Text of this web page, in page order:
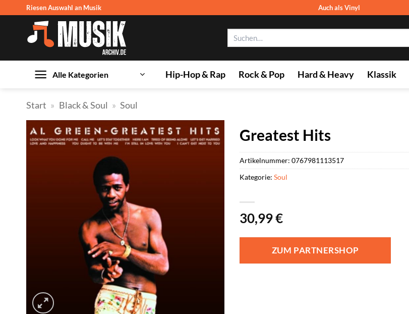
springen
Riesen Auswahl an Musik Auch als Vinyl
Alle Kategorien Hip-Hop & Rap Rock & Pop Hard & Heavy Klassik
Start » Black & Soul » Soul
Greatest Hits
30,99€
ZUM PARTNERSHOP
Artikelnummer:0767981113517
Kategorie:Soul